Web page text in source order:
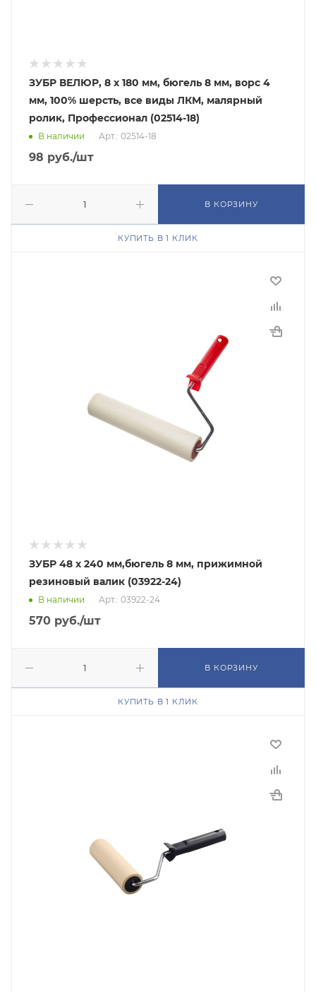
ЗУБР ВЕЛЮР, 8 х 180 мм, бюгель 8 мм, ворс 4
мм, 100% шерсть, все виды ЛКМ, малярный
ролик, Профессионал (02514-18)
В наличии Арт.: 02514-18
98 руб./шт
В КОРЗИНУ
КУПИТЬ В 1 КЛИК
ЗУБР 48 х 240 мм,бюгель 8 мм, прижимной
резиновый валик (03922-24)
В наличии Арт.: 03922-24
570 руб./шт
В КОРЗИНУ
КУПИТЬ В 1 КЛИК